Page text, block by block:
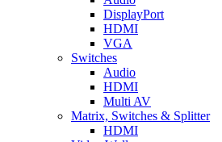
DisplayPort
HDMI
VGA
Switches
Audio
HDMI
Multi AV
Matrix, Switches & Splitter
HDMI